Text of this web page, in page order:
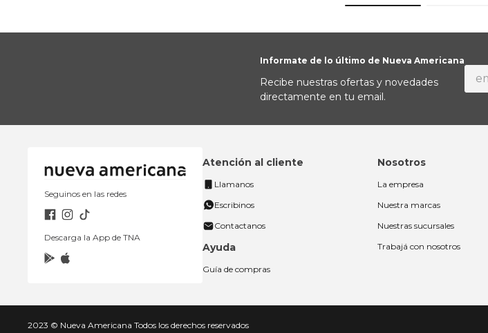
Informate de lo último de Nueva Americana
Recibe nuestras ofertas y novedades
directamente en tu email.
Seguinos en las redes
Descarga la App de TNA
Atención al cliente
Llamanos
Escribinos
Contactanos
Ayuda
Guía de compras
Nosotros
La empresa
Nuestra marcas
Nuestras sucursales
Trabajá con nosotros
2023 © Nueva Americana Todos los derechos reservados